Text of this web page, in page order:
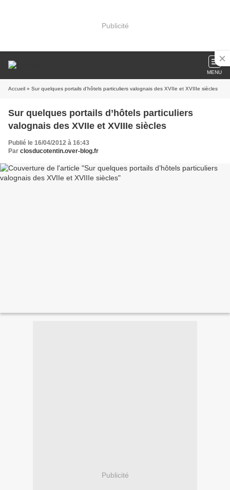
Publicité
MENU
Accueil » Sur quelques portails d’hôtels particuliers valognais des XVIIe et XVIIIe siècles
Sur quelques portails d’hôtels particuliers
valognais des XVIIe et XVIIIe siècles
Publié le 16/04/2012 à 16:43
Par closducotentin.over-blog.fr
Publicité